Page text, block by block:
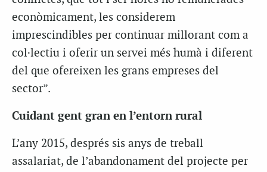
econòmicament, les considerem
imprescindibles per continuar millorant com a
col·lectiu i oferir un servei més humà i diferent
del que ofereixen les grans empreses del
sector”.
Cuidant gent gran en l’entorn rural
L’any 2015, després sis anys de treball
assalariat, de l’abandonament del projecte per